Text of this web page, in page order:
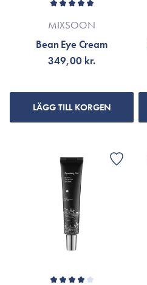
MIXSOON
Bean Eye Cream
349,00 kr.
LÄGG TILL KORGEN